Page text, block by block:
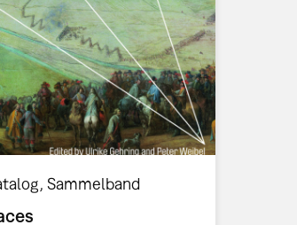
Sammelband